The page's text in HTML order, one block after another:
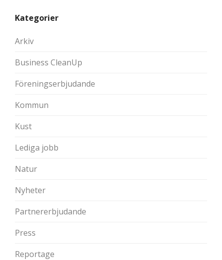
Kategorier
Arkiv
Business CleanUp
Föreningserbjudande
Kommun
Kust
Lediga jobb
Natur
Nyheter
Partnererbjudande
Press
Reportage